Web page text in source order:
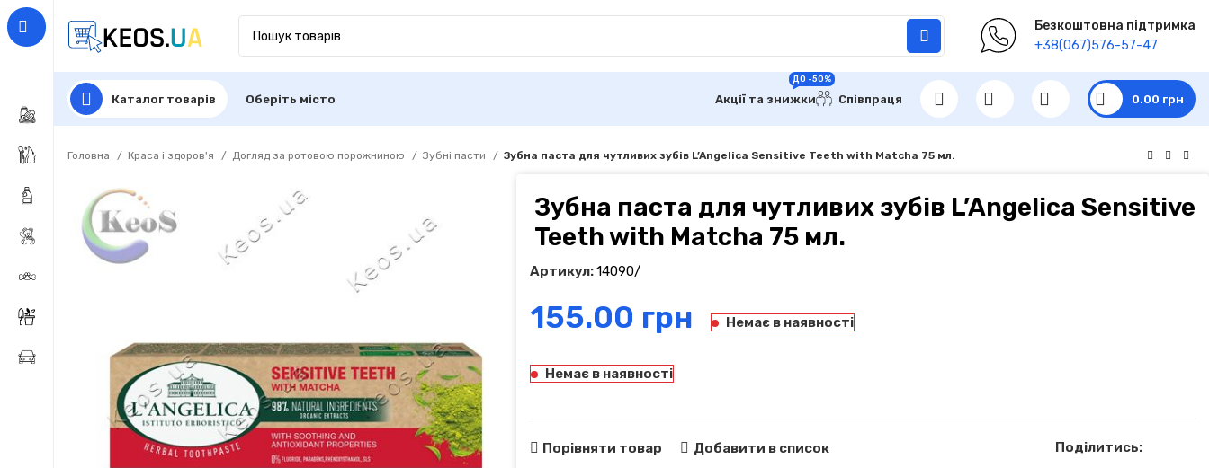
Безкоштовна підтримка
+38(067)576-57-47
Каталог товарів Оберіть місто Акції та знижки
ДО -50%
Співпраця 0.00 грн
Головна Краса і здоров'я Догляд за ротовою порожниною Зубні пасти Зубна паста для чутливих зубів L’Angelica Sensitive Teeth with Matcha 75 мл.
Зубна паста для чутливих зубів L’Angelica Sensitive
Teeth with Matcha 75 мл.
Артикул:14090/
грн Немає в наявності
Немає в наявності
Порівняти товар Добавити в список Поділитись: